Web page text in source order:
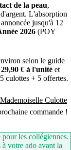
de la peau,
L'absorption
jusqu'à 12
2026 (POY
selon le guide
29,90 € à l'unité et
culottes + 5 offertes.
Culotte
commande !
pour les collégiennes.
votre ado avant la